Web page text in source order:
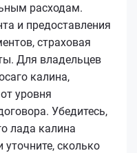
расходам.
и предоставления
страховая
Для владельцев
калина,
уровня
Убедитесь,
лада калина
сколько